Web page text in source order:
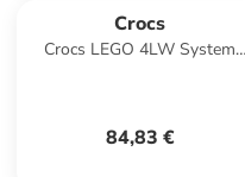
Crocs
Crocs LEGO 4LW System
84,83 €